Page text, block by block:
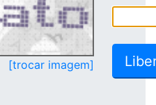
[trocar imagem]